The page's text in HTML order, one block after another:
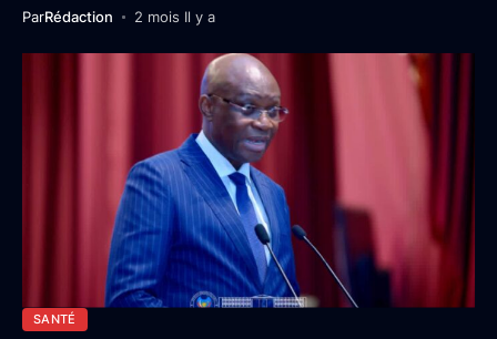
ParRédaction 2 mois Il y a
SANTÉ